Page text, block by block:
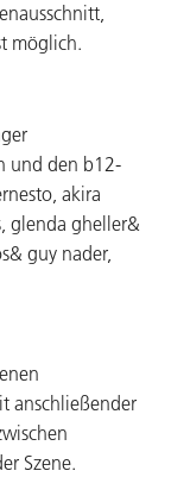
möglich.
und den b12-
akira
glenda gheller&
guy nader,
anschließender
Szene.